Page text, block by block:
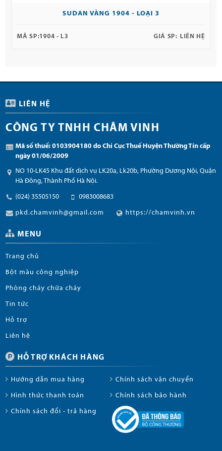
SUDAN VÀNG 1904 - LOẠI 3
MÃ SP:1904 - L3 GIÁ SP: LIÊN HỆ
LIÊN HỆ
CÔNG TY TNHH CHÂM VINH
Mã số thuế: 0103904180 do Chi Cục Thuế Huyện Thường Tín cấp
ngày 01/06/2009
NO 10-LK45 Khu đất dịch vụ LK20a, Lk20b, Phường Dương Nội, Quận
Hà Đông, Thành Phố Hà Nội.
(024) 35505150 0983008683
pkd.chamvinh@gmail.com https://chamvinh.vn
MENU
Trang chủ
Bột màu công nghiệp
Phòng cháy chữa cháy
Tin tức
Hỗ trợ
Liên hệ
HỖ TRỢ KHÁCH HÀNG
Hướng dẫn mua hàng Chính sách vận chuyển
Hình thức thanh toán Chính sách bảo hành
Chính sách đổi - trả hàng